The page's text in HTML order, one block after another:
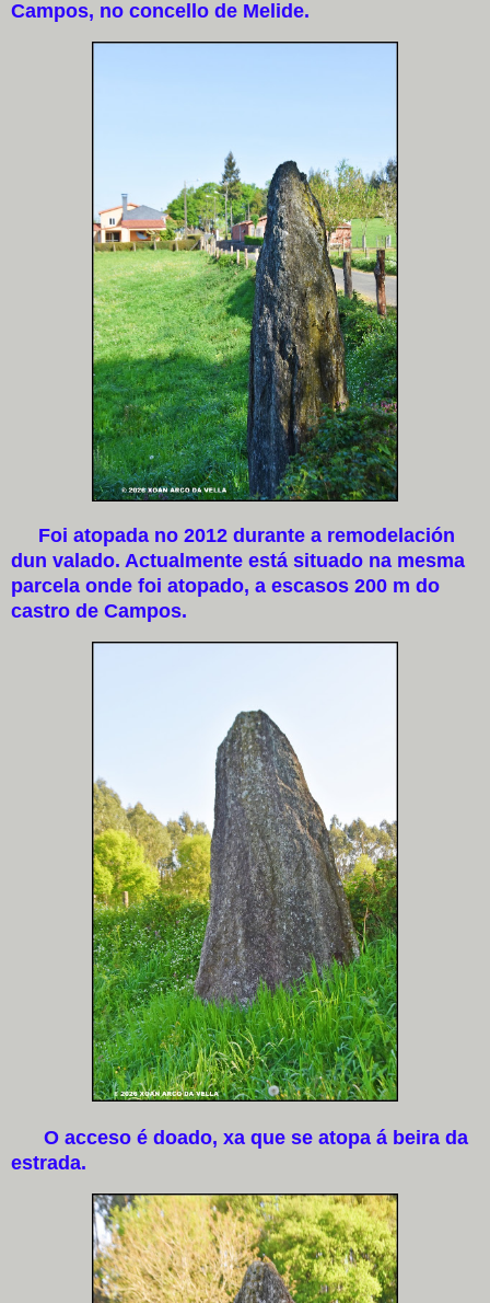
Campos, no concello de Melide.
Foi atopada no 2012 durante a remodelación
dun valado. Actualmente está situado na mesma
parcela onde foi atopado, a escasos 200 m do
castro de Campos.
O acceso é doado, xa que se atopa á beira da
estrada.